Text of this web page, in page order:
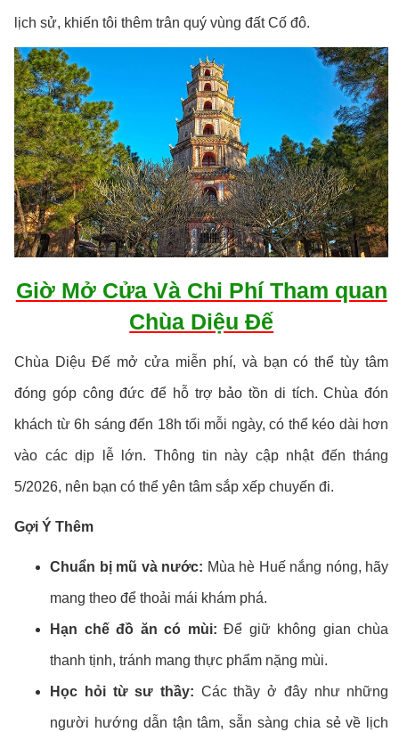
lịch sử, khiến tôi thêm trân quý vùng đất Cố đô.
Giờ Mở Cửa Và Chi Phí Tham quan
Chùa Diệu Đế
Chùa Diệu Đế mở cửa miễn phí, và bạn có thể tùy tâm
đóng góp công đức để hỗ trợ bảo tồn di tích. Chùa đón
khách từ 6h sáng đến 18h tối mỗi ngày, có thể kéo dài hơn
vào các dịp lễ lớn. Thông tin này cập nhật đến tháng
5/2026, nên bạn có thể yên tâm sắp xếp chuyến đi.
Gợi Ý Thêm
Chuẩn bị mũ và nước: Mùa hè Huế nắng nóng, hãy
mang theo để thoải mái khám phá.
Hạn chế đồ ăn có mùi: Để giữ không gian chùa
thanh tịnh, tránh mang thực phẩm nặng mùi.
Học hỏi từ sư thầy: Các thầy ở đây như những
người hướng dẫn tận tâm, sẵn sàng chia sẻ về lịch